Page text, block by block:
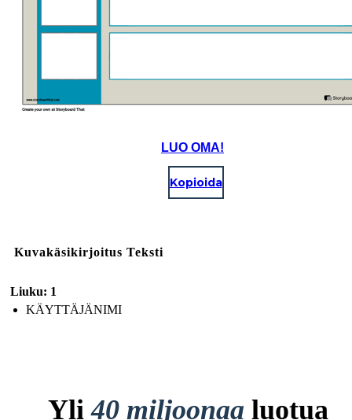
LUO OMA!
Kopioida
Kuvakäsikirjoitus Teksti
Liuku: 1
KÄYTTÄJÄNIMI
Yli40 miljoonaa luotua